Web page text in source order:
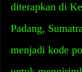
diterapkan di
Padang,
menjadi kode